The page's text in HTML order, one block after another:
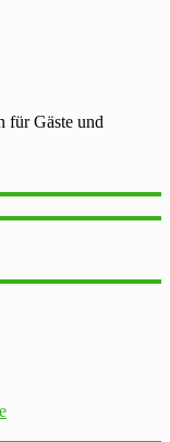
für Gäste und